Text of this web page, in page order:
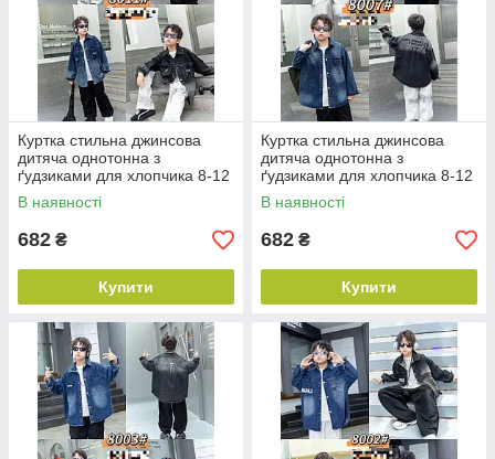
Куртка стильна джинсова
дитяча однотонна з
ґудзиками для хлопчика 8-12
років, колір уточнюйте під час
замовлення
В наявності
682 ₴
Купити
Куртка стильна джинсова
дитяча однотонна з
ґудзиками для хлопчика 8-12
років, колір уточнюйте під час
замовлення
В наявності
682 ₴
Купити